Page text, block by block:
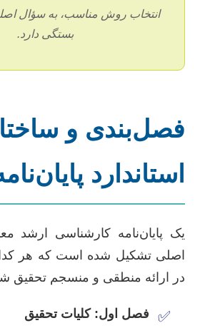
انتخاب روش مناسب، به سؤال
بستگی دارد.
فصل‌بندی و
استاندارد
یک پایان‌نامه کارشناسی ارشد
اصلی تشکیل شده است که هر
در ارائه منطقی و منسجم تحقیق
✅
فصل اول: کلیات تحقیق